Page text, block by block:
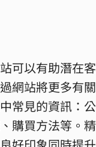
可以有助潛在
網站將更多有
常見的資訊：
購買方法等。